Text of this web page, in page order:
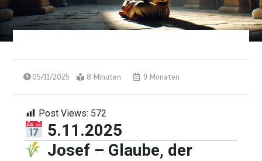
05/11/2025 8 Minuten 9 Monaten
Post Views: 572
5.11.2025
Josef – Glaube, der